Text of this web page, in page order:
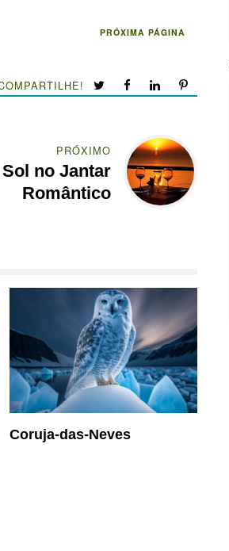
PRÓXIMA PÁGINA
PRÓXIMO
no Jantar
Romântico
Coruja-das-Neves